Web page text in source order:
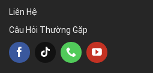
Liên Hệ
Câu Hỏi Thường Gặp